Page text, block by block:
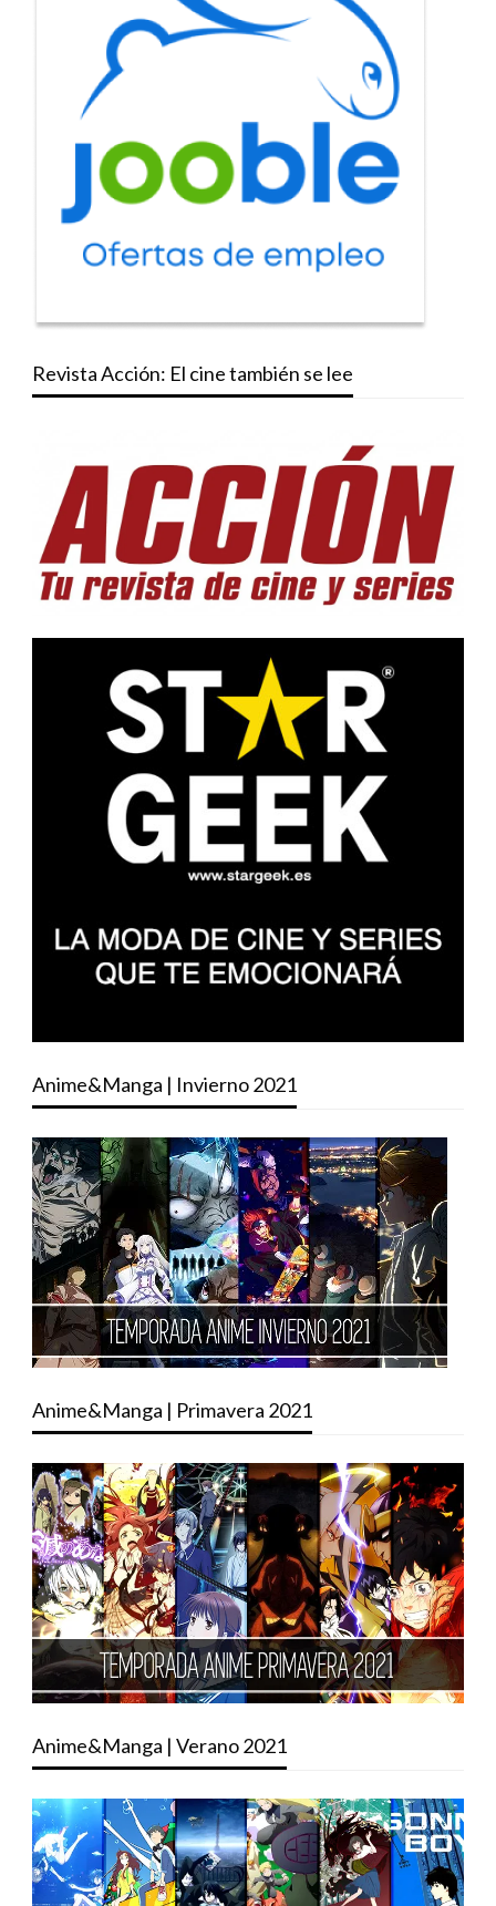
Revista Acción: El cine también se lee
Anime&Manga | Invierno 2021
Anime&Manga | Primavera 2021
Anime&Manga | Verano 2021